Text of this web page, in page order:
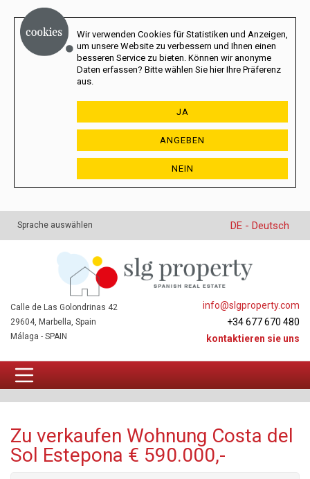
Wir verwenden Cookies für Statistiken und Anzeigen,
um unsere Website zu verbessern und Ihnen einen
besseren Service zu bieten. Können wir anonyme
Daten erfassen? Bitte wählen Sie hier Ihre Präferenz
aus.
JA
ANGEBEN
NEIN
Sprache auswählen DE - Deutsch
info@slgproperty.com
+34 677 670 480
kontaktieren sie uns
Calle de Las Golondrinas 42
29604, Marbella, Spain
Málaga - SPAIN
Zu verkaufen Wohnung Costa del
Sol Estepona € 590.000,-